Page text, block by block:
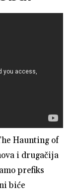
Haunting of
i drugačija
prefiks
biće